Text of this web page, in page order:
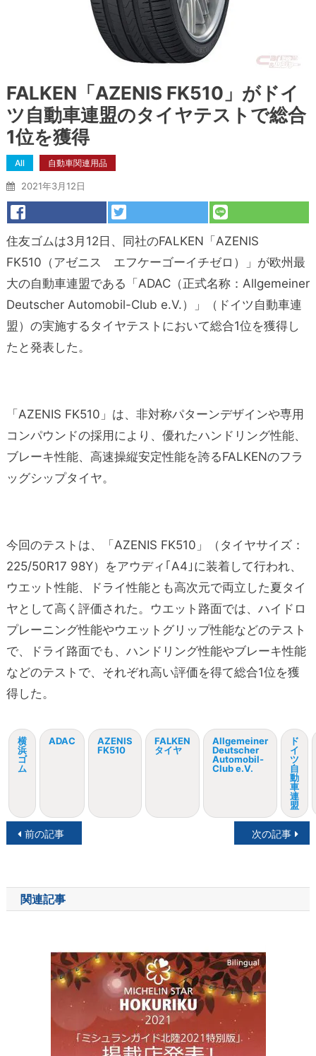
FALKEN「AZENIS FK510」がドイ
ツ自動車連盟のタイヤテストで総合
1位を獲得
All 自動車関連用品
2021年3月12日
住友ゴムは3月12日、同社のFALKEN「AZENIS
FK510（アゼニス エフケーゴーイチゼロ）」が欧州最
大の自動車連盟である「ADAC（正式名称：Allgemeiner
Deutscher Automobil-Club e.V.）」（ドイツ自動車連
盟）の実施するタイヤテストにおいて総合1位を獲得し
たと発表した。
「AZENIS FK510」は、非対称パターンデザインや専用
コンパウンドの採用により、優れたハンドリング性能、
ブレーキ性能、高速操縦安定性能を誇るFALKENのフラ
ッグシップタイヤ。
今回のテストは、「AZENIS FK510」（タイヤサイズ：
225/50R17 98Y）をアウディ｢A4｣に装着して行われ、
ウエット性能、ドライ性能とも高次元で両立した夏タイ
ヤとして高く評価された。ウエット路面では、ハイドロ
プレーニング性能やウエットグリップ性能などのテスト
で、ドライ路面でも、ハンドリング性能やブレーキ性能
などのテストで、それぞれ高い評価を得て総合1位を獲
得した。
横
浜
ゴ
ム
ADAC
AZENIS
FK510
FALKEN
タイヤ
Allgemeiner
Deutscher
Automobil-
Club e.V.
ド
イ
ツ
自
動
車
連
盟
投
ナ
ビ
前の記事 次の記事
関連記事